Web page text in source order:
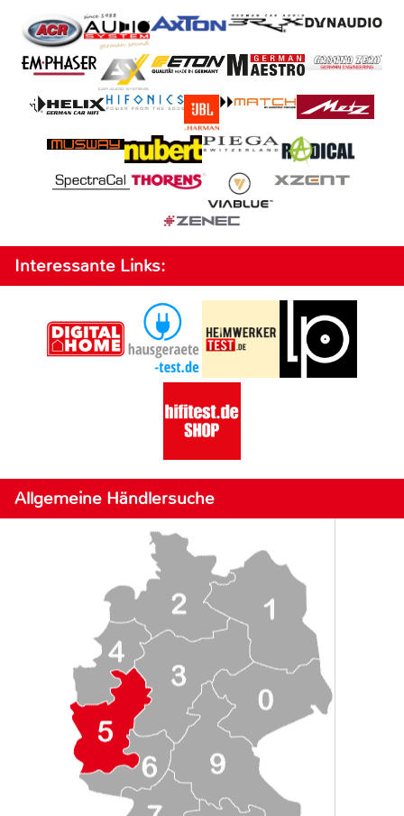
Interessante Links:
Allgemeine Händlersuche